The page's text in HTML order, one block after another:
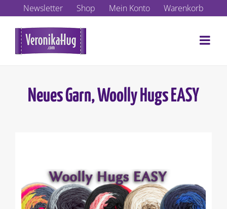
Inhalt
springen
Newsletter Shop Mein Konto Warenkorb
Neues Garn, Woolly Hugs EASY